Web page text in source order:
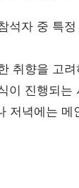
석자 중 특
취향을 고
이 진행되는
저녁에는 메